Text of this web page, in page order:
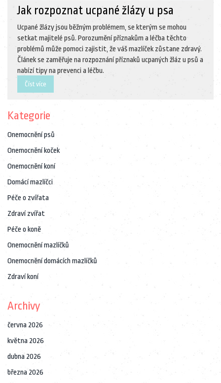
Jak rozpoznat ucpané žlázy u psa
Ucpané žlázy jsou běžným problémem, se kterým se mohou
setkat majitelé psů. Porozumění příznakům a léčba těchto
problémů může pomoci zajistit, že váš mazlíček zůstane zdravý.
Článek se zaměřuje na rozpoznání příznaků ucpaných žláz u psů a
nabízí tipy na prevenci a léčbu.
Číst více
Kategorie
Onemocnění psů
Onemocnění koček
Onemocnění koní
Domácí mazlíčci
Péče o zvířata
Zdraví zvířat
Péče o koně
Onemocnění mazlíčků
Onemocnění domácích mazlíčků
Zdraví koní
Archivy
června 2026
května 2026
dubna 2026
března 2026